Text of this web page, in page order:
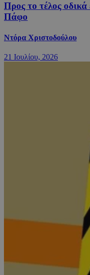
Προς το τέλος
Πάφο
Ντόρα Χριστοδούλου
21 Ιουλίου, 2026